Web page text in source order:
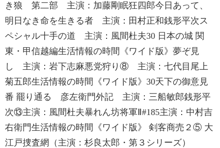
き狼 第二部 主演：加藤剛眠狂四郎今日あって、
明日なき命を生きる者 主演：田村正和銭形平次ス
ペシャル十手の道 主演：風間杜夫30 日本の城 関
東・甲信越編生活情報の時間《ワイド版》夢ぞ見
し 主演：岩下志麻悪党狩り⑧ 主演：七代目尾上
菊五郎生活情報の時間《ワイド版》30天下の御意見
番 罷り通る 彦左衛門外記 主演：三船敏郎銭形平
次⑬主演：風間杜夫暴れん坊将軍Ⅱ#185主演：中村吉
右衛門生活情報の時間《ワイド版》 剣客商売２⑤ 大
江戸捜査網（主演：杉良太郎・第３シリーズ）